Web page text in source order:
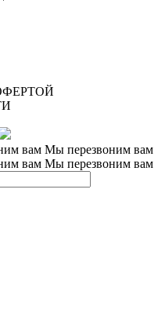
вам Мы перезвоним вам
вам Мы перезвоним вам